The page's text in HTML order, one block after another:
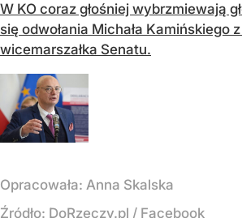
W KO coraz głośniej wybrzmiewają
się odwołania Michała Kamińskiego
wicemarszałka Senatu.
Opracowała: Anna Skalska
Źródło: DoRzeczy.pl / Facebook